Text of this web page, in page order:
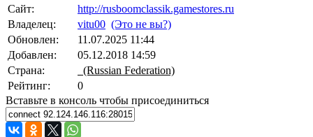
Сайт:
http://rusboomclassik.gamestores.ru
Владелец:
vitu00 (Это не вы?)
Обновлен:
11.07.2025 11:44
Добавлен:
05.12.2018 14:59
Страна:
(Russian Federation)
Рейтинг:
0
Вставьте в консоль чтобы присоединиться